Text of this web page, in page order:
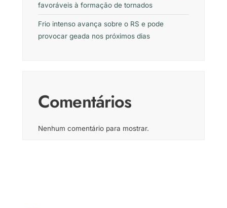
favoráveis à formação de tornados
Frio intenso avança sobre o RS e pode
provocar geada nos próximos dias
Comentários
Nenhum comentário para mostrar.